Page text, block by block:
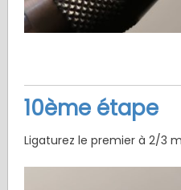
10ème étape
Ligaturez le premier à 2/3